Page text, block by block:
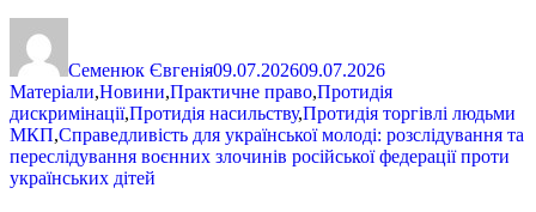
Семенюк Євгенія09.07.202609.07.2026
Матеріали,Новини,Практичне право,Протидія
дискримінації,Протидія насильству,Протидія торгівлі людьми
МКП,Справедливість для української молоді: розслідування та
переслідування воєнних злочинів російської федерації проти
українських дітей